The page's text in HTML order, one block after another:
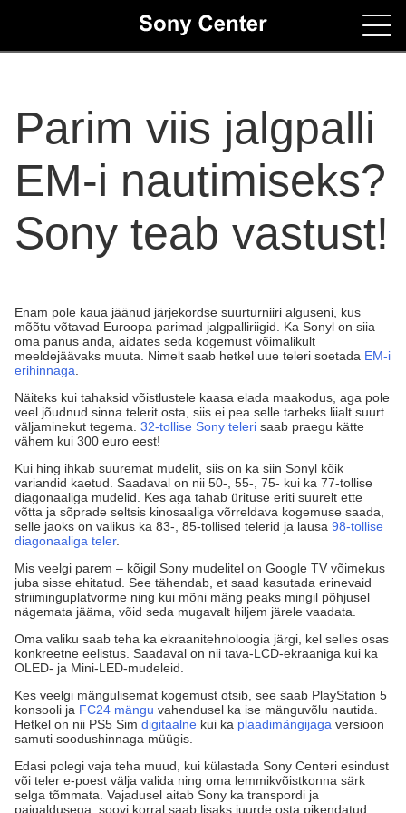
Contacts
Parim viis jalgpalli
EM-i nautimiseks?
Sony teab vastust!
Enam pole kaua jäänud järjekordse suurturniiri alguseni, kus
mõõtu võtavad Euroopa parimad jalgpalliriigid. Ka Sonyl on siia
oma panus anda, aidates seda kogemust võimalikult
meeldejäävaks muuta. Nimelt saab hetkel uue teleri soetada EM-i
erihinnaga
Näiteks kui tahaksid võistlustele kaasa elada maakodus, aga pole
veel jõudnud sinna telerit osta, siis ei pea selle tarbeks liialt suurt
väljaminekut tegema. 32-tollise Sony teleri saab praegu kätte
vähem kui 300 euro eest!
Kui hing ihkab suuremat mudelit, siis on ka siin Sonyl kõik
variandid kaetud. Saadaval on nii 50-, 55-, 75- kui ka 77-tollise
diagonaaliga mudelid. Kes aga tahab ürituse eriti suurelt ette
võtta ja sõprade seltsis kinosaaliga võrreldava kogemuse saada,
selle jaoks on valikus ka 83-, 85-tollised telerid ja lausa 98-tollise
diagonaaliga teler.
Mis veelgi parem – kõigil Sony mudelitel on Google TV võimekus
juba sisse ehitatud. See tähendab, et saad kasutada erinevaid
striiminguplatvorme ning kui mõni mäng peaks mingil põhjusel
nägemata jääma, võid seda mugavalt hiljem järele vaadata.
Oma valiku saab teha ka ekraanitehnoloogia järgi, kel selles osas
konkreetne eelistus. Saadaval on nii tava-LCD-ekraaniga kui ka
OLED- ja Mini-LED-mudeleid.
Kes veelgi mängulisemat kogemust otsib, see saab PlayStation 5
konsooli ja FC24 mängu vahendusel ka ise mänguvõlu nautida.
Hetkel on nii PS5 Sim digitaalne kui ka plaadimängijaga versioon
samuti soodushinnaga müügis.
Edasi polegi vaja teha muud, kui külastada Sony Centeri esindust
või teler e-poest välja valida ning oma lemmikvõistkonna särk
selga tõmmata. Vajadusel aitab Sony ka transpordi ja
paigaldusega, soovi korral saab lisaks juurde osta pikendatud